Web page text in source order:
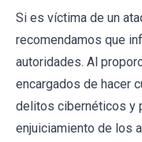
Si es víctima de un
recomendamos que
autoridades. Al
encargados de hacer
delitos cibernéticos y
enjuiciamiento de los